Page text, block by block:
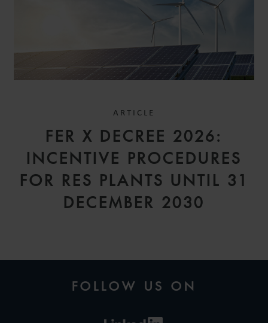
PARIS
SENIOR ASSOCIATE
ARTICLE
FER X DECREE 2026:
INCENTIVE PROCEDURES
FOR RES PLANTS UNTIL 31
DECEMBER 2030
FOLLOW US ON